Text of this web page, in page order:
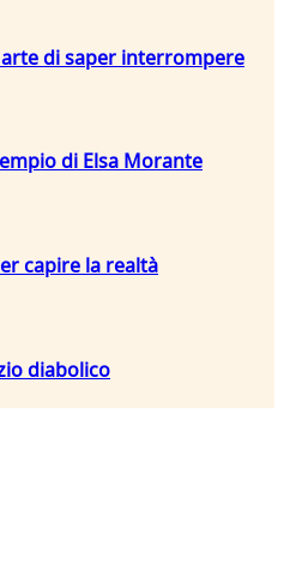
di saper interrompere
di Elsa Morante
capire la realtà
diabolico